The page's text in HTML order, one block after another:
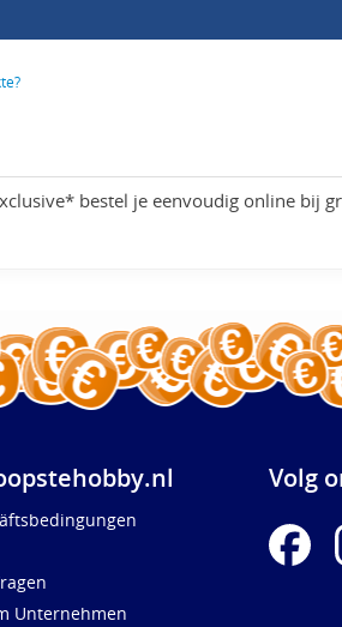
bestel je eenvoudig online bij
Unternehmen
Volg